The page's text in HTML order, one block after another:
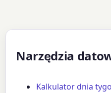
Narzędzia
Kalkulator dnia